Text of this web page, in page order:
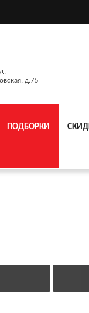
д.75
ПОДБОРКИ